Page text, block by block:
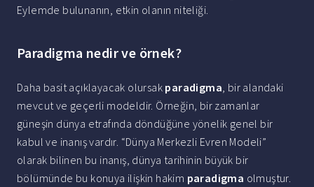
Eylemde bulunanın, etkin olanın niteliği.
Paradigma nedir ve örnek?
Daha basit açıklayacak olursak paradigma, bir alandaki
mevcut ve geçerli modeldir. Örneğin, bir zamanlar
güneşin dünya etrafında döndüğüne yönelik genel bir
kabul ve inanış vardır. “Dünya Merkezli Evren Modeli”
olarak bilinen bu inanış, dünya tarihinin büyük bir
bölümünde bu konuya ilişkin hakim paradigma olmuştur.